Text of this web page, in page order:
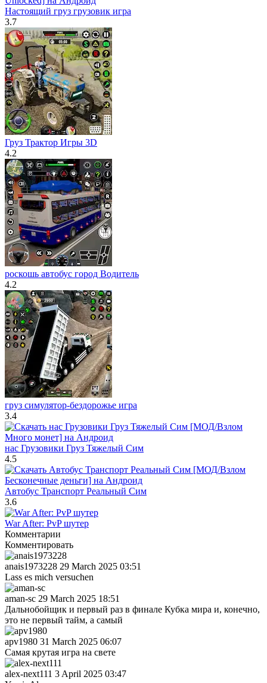
Настоящий груз грузовик игра
3.7
Груз Трактор Игры 3D
4.2
роскошь автобус город Водитель
4.2
груз симулятор-бездорожье игра
3.4
нас Грузовики Груз Тяжелый Сим
4.5
Автобус Транспорт Реальный Сим
3.6
War After: PvP шутер
Комментарии
Комментировать
anais1973228 29 March 2025 03:51
Lass es mich versuchen
aman-sc 29 March 2025 18:51
Дальнобойщик и первый раз в финале Кубка мира и, конечно,
это не первый тайм, а самый
apv1980 31 March 2025 06:07
Самая крутая игра на свете
alex-next111 3 April 2025 03:47